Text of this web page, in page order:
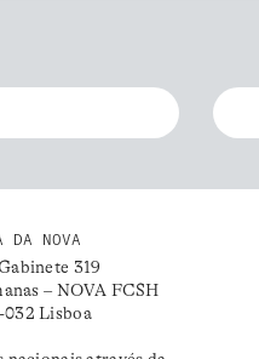
DA NOVA
319
– NOVA FCSH
032 Lisboa